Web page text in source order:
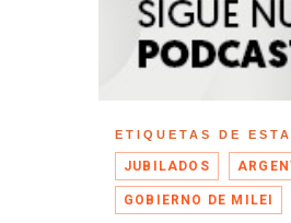
ETIQUETAS DE
JUBILADOS
GOBIERNO DE MILEI